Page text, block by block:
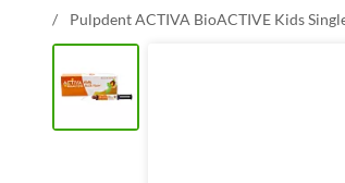
/
Pulpdent ACTIVA BioACTIVE Kids